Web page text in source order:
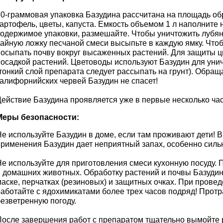
граммовая упаковка Базудина рассчитана на площадь
цветы, капуста. Емкость объемом 1 л наполните
упаковки, размешайте. Чтобы уничтожить
ложку песчаной смеси высыпьте в каждую ямку.
почву вокруг высаженных растений. Для защиты
растений. Цветоводы используют Базудин для
слой препарата следует рассыпать на грунт).
червей Базудин не спасет!
Базудина проявляется уже в первые несколько
безопасности:
используйте Базудин в доме, если там проживают дети!
Базудин дает неприятный запах, особенно
используйте для приготовления смеси кухонную
домашних животных. Обработку растений и почвы
перчатках (резиновых) и защитных очках. При
с ядохимикатами более трех часов подряд!
погоду.
завершения работ с препаратом тщательно вымойте